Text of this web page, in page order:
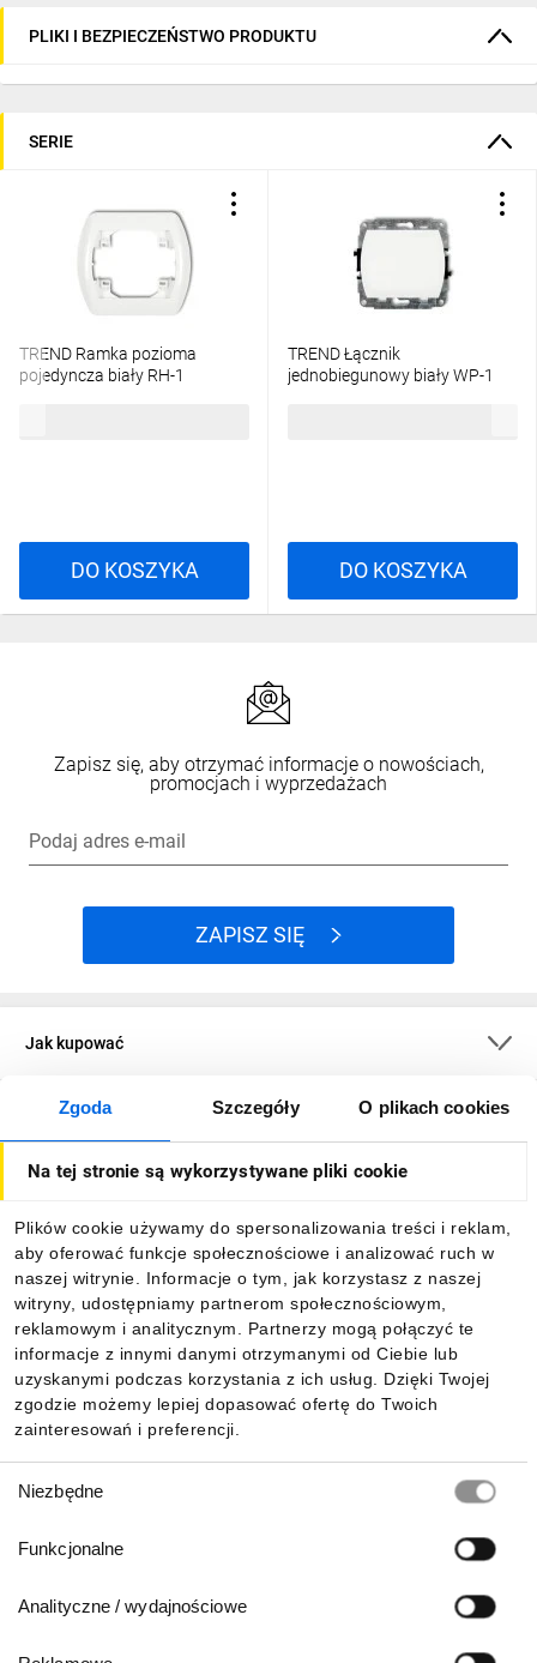
Zgoda Szczegóły O plikach cookies
Na tej stronie są wykorzystywane pliki cookie
Plików cookie używamy do spersonalizowania treści i reklam,
aby oferować funkcje społecznościowe i analizować ruch w
naszej witrynie. Informacje o tym, jak korzystasz z naszej
witryny, udostępniamy partnerom społecznościowym,
reklamowym i analitycznym. Partnerzy mogą połączyć te
informacje z innymi danymi otrzymanymi od Ciebie lub
uzyskanymi podczas korzystania z ich usług. Dzięki Twojej
zgodzie możemy lepiej dopasować ofertę do Twoich
zainteresowań i preferencji.
zgody
Niezbędne
Funkcjonalne
Analityczne / wydajnościowe
PLIKI I BEZPIECZEŃSTWO PRODUKTU
SERIE
TREND Ramka pozioma
pojedyncza biały RH-1
DO KOSZYKA
TREND Łącznik
jednobiegunowy biały WP-1
DO KOSZYKA
Zapisz się, aby otrzymać informacje o nowościach,
promocjach i wyprzedażach
Podaj adres e-mail
ZAPISZ SIĘ
Jak kupować
O firmie
Informacje
Pobierz naszą aplikację mobilną: